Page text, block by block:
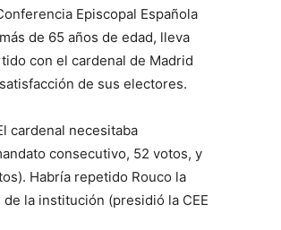
Episcopal Española
de 65 años de edad, lleva
con el cardenal de Madrid
de sus electores.
cardenal necesitaba
consecutivo, 52 votos, y
Habría repetido Rouco la
la institución (presidió la CEE